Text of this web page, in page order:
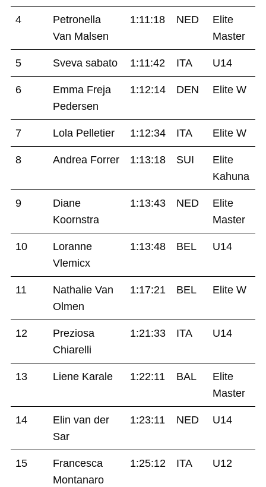
4
Petronella
Van Malsen
1:11:18 NED
Elite
Master
5 Sveva sabato 1:11:42 ITA U14
6
Emma Freja
Pedersen
1:12:14 DEN Elite W
7 Lola Pelletier 1:12:34 ITA Elite W
8 Andrea Forrer 1:13:18 SUI
Elite
Kahuna
9
Diane
Koornstra
1:13:43 NED
Elite
Master
10
Loranne
Vlemicx
1:13:48 BEL U14
11
Nathalie Van
Olmen
1:17:21 BEL Elite W
12
Preziosa
Chiarelli
1:21:33 ITA U14
13 Liene Karale 1:22:11 BAL
Elite
Master
14
Elin van der
Sar
1:23:11 NED U14
15
Francesca
Montanaro
1:25:12 ITA U12